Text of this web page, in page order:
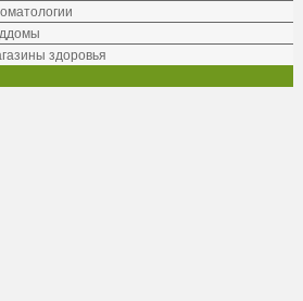
здоровья